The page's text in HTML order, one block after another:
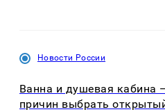
Новости России
Ванна и душевая кабина
причин выбрать